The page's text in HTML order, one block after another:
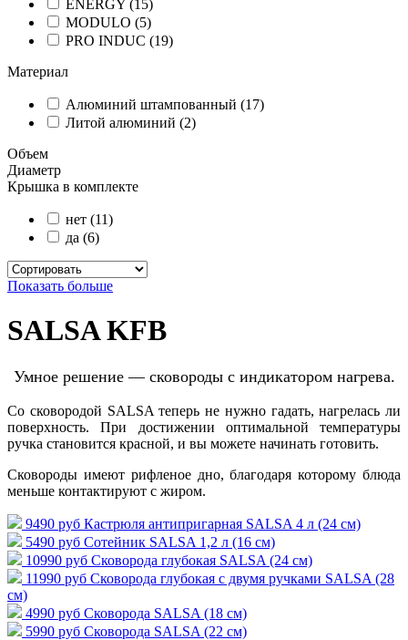
ENERGY (15)
MODULO (5)
PRO INDUC (19)
Материал
Алюминий штампованный (17)
Литой алюминий (2)
Объем
Диаметр
Крышка в комплекте
нет (11)
да (6)
Показать больше
SALSA KFB
Умное решение — сковороды с индикатором нагрева.
Со сковородой SALSA теперь не нужно гадать, нагрелась ли
поверхность. При достижении оптимальной температуры
ручка становится красной, и вы можете начинать готовить.
Сковороды имеют рифленое дно, благодаря которому блюда
меньше контактируют с жиром.
9490 руб Кастрюля антипригарная SALSA 4 л (24 см)
5490 руб Сотейник SALSA 1,2 л (16 см)
10990 руб Сковорода глубокая SALSA (24 см)
11990 руб Сковорода глубокая с двумя ручками SALSA (28
см)
4990 руб Сковорода SALSA (18 см)
5990 руб Сковорода SALSA (22 см)